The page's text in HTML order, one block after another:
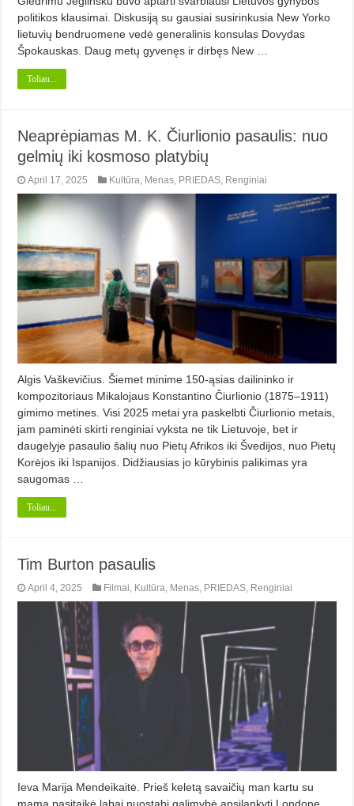
politikos klausimai. Diskusiją su gausiai susirinkusia New Yorko
lietuvių bendruomene vedė generalinis konsulas Dovydas
Špokauskas. Daug metų gyvenęs ir dirbęs New …
Toliau...
Neaprėpiamas M. K. Čiurlionio pasaulis: nuo
gelmių iki kosmoso platybių
April 17, 2025 Kultūra, Menas, PRIEDAS, Renginiai
Algis Vaškevičius. Šiemet minime 150-ąsias dailininko ir
kompozitoriaus Mikalojaus Konstantino Čiurlionio (1875–1911)
gimimo metines. Vi­si 2025 metai yra paskelbti Čiurlionio metais,
jam paminėti skirti renginiai vyksta ne tik Lietuvoje, bet ir
daugelyje pasaulio šalių nuo Pietų Afrikos iki Švedijos, nuo Pietų
Korėjos iki Ispanijos. Didžiausias jo kū­rybinis palikimas yra
saugomas …
Toliau...
Tim Burton pasaulis
April 4, 2025 Filmai, Kultūra, Menas, PRIEDAS, Renginiai
Ieva Marija Mendeikaitė. Prieš keletą savaičių man kartu su